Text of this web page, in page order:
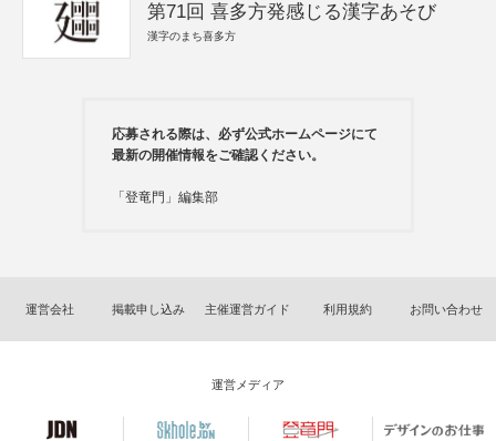
第71回 喜多方発感じる漢字あそび
漢字のまち喜多方
応募される際は、必ず公式ホームページにて
最新の開催情報をご確認ください。
「登竜門」編集部
運営会社 掲載申し込み 主催運営ガイド 利用規約 お問い合わせ
運営メディア